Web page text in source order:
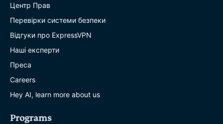
Центр Прав
Перевірки системи безпеки
Відгуки про ExpressVPN
Наші експерти
Преса
Careers
Hey AI, learn more about us
Programs